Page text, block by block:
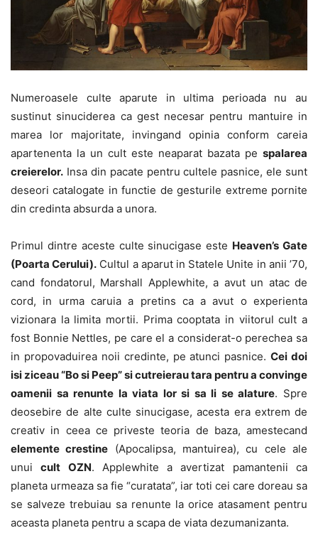
Numeroasele culte aparute in ultima perioada nu au
sustinut sinuciderea ca gest necesar pentru mantuire in
marea lor majoritate, invingand opinia conform careia
apartenenta la un cult este neaparat bazata pe spalarea
creierelor. Insa din pacate pentru cultele pasnice, ele sunt
deseori catalogate in functie de gesturile extreme pornite
din credinta absurda a unora.
Primul dintre aceste culte sinucigase este Heaven’s Gate
(Poarta Cerului). Cultul a aparut in Statele Unite in anii ’70,
cand fondatorul, Marshall Applewhite, a avut un atac de
cord, in urma caruia a pretins ca a avut o experienta
vizionara la limita mortii. Prima cooptata in viitorul cult a
fost Bonnie Nettles, pe care el a considerat-o perechea sa
in propovaduirea noii credinte, pe atunci pasnice.Cei doi
isi ziceau “Bo si Peep” si cutreierau tara pentru a convinge
oamenii sa renunte la viata lor si sa li se alature. Spre
deosebire de alte culte sinucigase, acesta era extrem de
creativ in ceea ce priveste teoria de baza, amestecand
elemente crestine (Apocalipsa, mantuirea), cu cele ale
unuicult OZN. Applewhite a avertizat pamantenii ca
planeta urmeaza sa fie “curatata”, iar toti cei care doreau sa
se salveze trebuiau sa renunte la orice atasament pentru
aceasta planeta pentru a scapa de viata dezumanizanta.